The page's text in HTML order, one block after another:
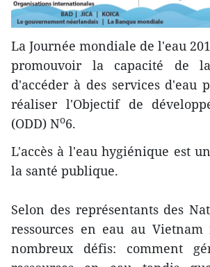
La Journée mondiale de l'eau
promouvoir la capacité de
d'accéder à des services d'eau
réaliser l'Objectif de
(ODD) No6.
L'accès à l'eau hygiénique est
la santé publique.
Selon des représentants des
ressources en eau au
nombreux défis: comment